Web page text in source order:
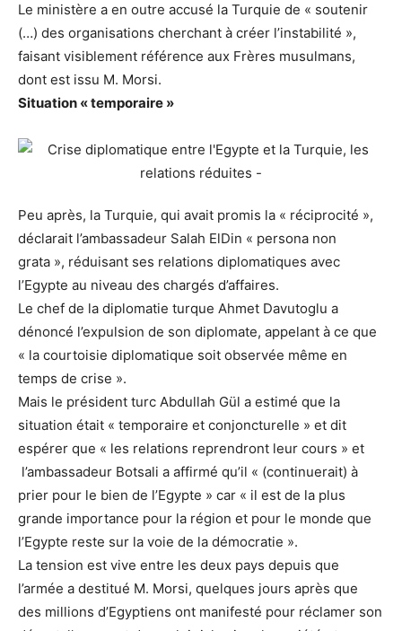
Le ministère a en outre accusé la Turquie de « soutenir
(…) des organisations cherchant à créer l’instabilité »,
faisant visiblement référence aux Frères musulmans,
dont est issu M. Morsi.
Situation « temporaire »
Peu après, la Turquie, qui avait promis la « réciprocité »,
déclarait l’ambassadeur Salah ElDin « persona non
grata », réduisant ses relations diplomatiques avec
l’Egypte au niveau des chargés d’affaires.
Le chef de la diplomatie turque Ahmet Davutoglu a
dénoncé l’expulsion de son diplomate, appelant à ce que
« la courtoisie diplomatique soit observée même en
temps de crise ».
Mais le président turc Abdullah Gül a estimé que la
situation était « temporaire et conjoncturelle » et dit
espérer que « les relations reprendront leur cours » et
l’ambassadeur Botsali a affirmé qu’il « (continuerait) à
prier pour le bien de l’Egypte » car « il est de la plus
grande importance pour la région et pour le monde que
l’Egypte reste sur la voie de la démocratie ».
La tension est vive entre les deux pays depuis que
l’armée a destitué M. Morsi, quelques jours après que
des millions d’Egyptiens ont manifesté pour réclamer son